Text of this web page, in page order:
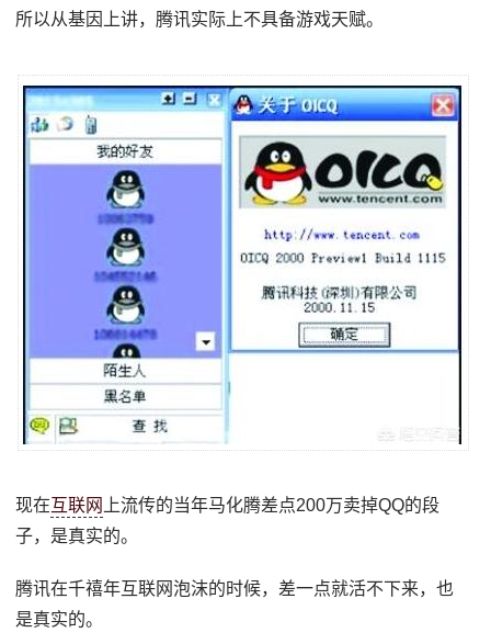
所以从基因上讲，腾讯实际上不具备游戏天赋。
现在互联网
上流传的当年马化腾差点200万卖掉QQ的段
子，是真实的。
腾讯在千禧年互联网泡沫的时候，差一点就活不下来，也
是真实的。